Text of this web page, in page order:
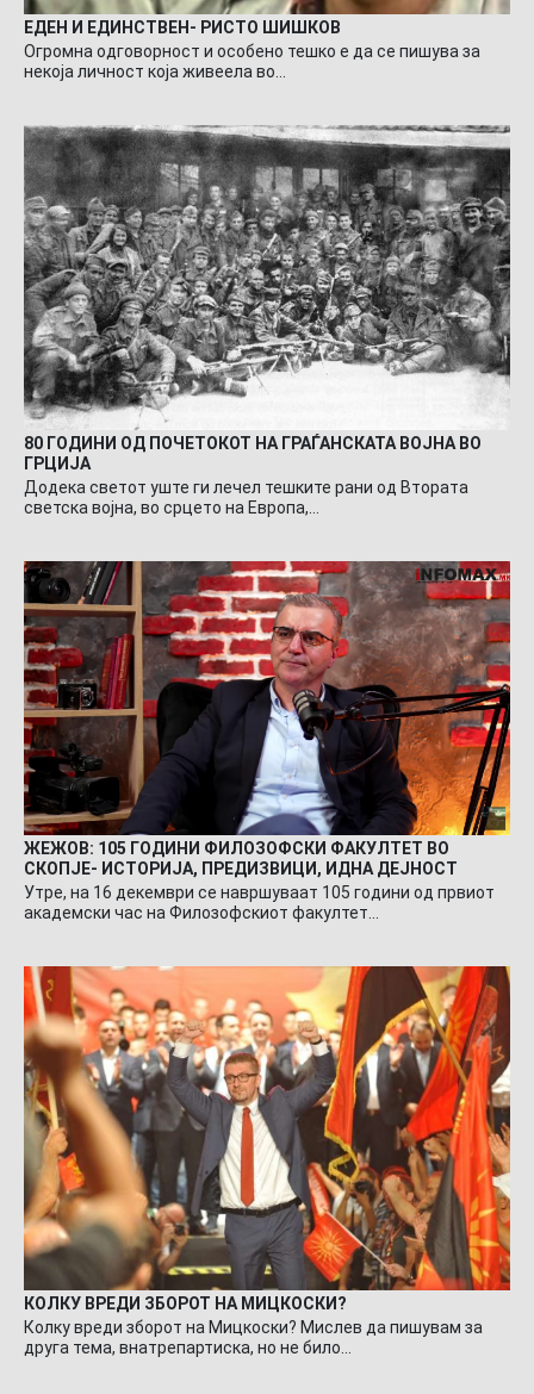
ЕДЕН И ЕДИНСТВЕН- РИСТО ШИШКОВ
Огромна одговорност и особено тешко е да се пишува за
некоја личност која живеела во…
80 ГОДИНИ ОД ПОЧЕТОКОТ НА ГРАЃАНСКАТА ВОЈНА ВО
ГРЦИЈА
Додека светот уште ги лечел тешките рани од Втората
светска војна, во срцето на Европа,…
ЖЕЖОВ: 105 ГОДИНИ ФИЛОЗОФСКИ ФАКУЛТЕТ ВО
СКОПЈЕ- ИСТОРИЈА, ПРЕДИЗВИЦИ, ИДНА ДЕЈНОСТ
Утре, на 16 декември се навршуваат 105 години од првиот
академски час на Филозофскиот факултет…
КОЛКУ ВРЕДИ ЗБОРОТ НА МИЦКОСКИ?
Колку вреди зборот на Мицкоски? Мислев да пишувам за
друга тема, внатрепартиска, но не било…